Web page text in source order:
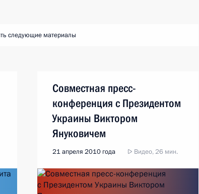
следующие материалы
Совместная пресс-
конференция с Президентом
Украины Виктором
Януковичем
21 апреля 2010 года Видео, 26 мин.